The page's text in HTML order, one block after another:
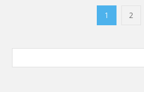
1 2